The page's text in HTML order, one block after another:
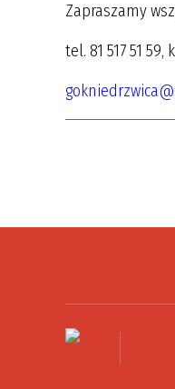
Zapraszamy
tel. 81 517 51 59,